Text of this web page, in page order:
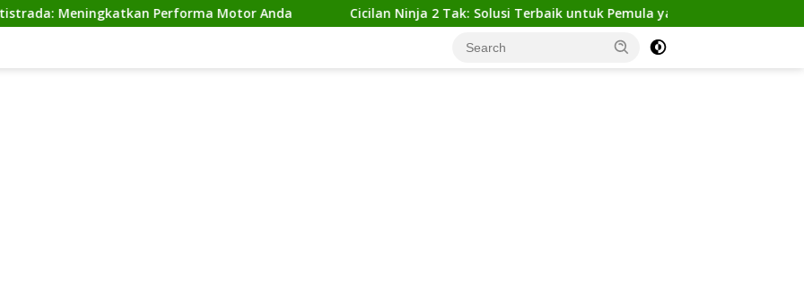
Performa Motor Anda Cicilan Ninja 2 Tak: Solusi Terbaik untuk Pemula yang Ingin Tampil Gagah